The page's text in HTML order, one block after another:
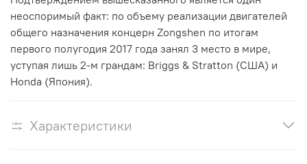
неоспоримый факт: по объему реализации двигателей
общего назначения концерн Zongshen по итогам
первого полугодия 2017 года занял 3 место в мире,
уступая лишь 2-м грандам: Briggs & Stratton (США) и
Honda (Япония).
Характеристики